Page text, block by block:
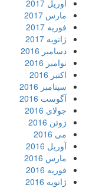
آوریل 2017
مارس 2017
فوریه 2017
ژانویه 2017
دسامبر 2016
نوامبر 2016
اکتبر 2016
سپتامبر 2016
آگوست 2016
جولای 2016
ژوئن 2016
می 2016
آوریل 2016
مارس 2016
فوریه 2016
ژانویه 2016